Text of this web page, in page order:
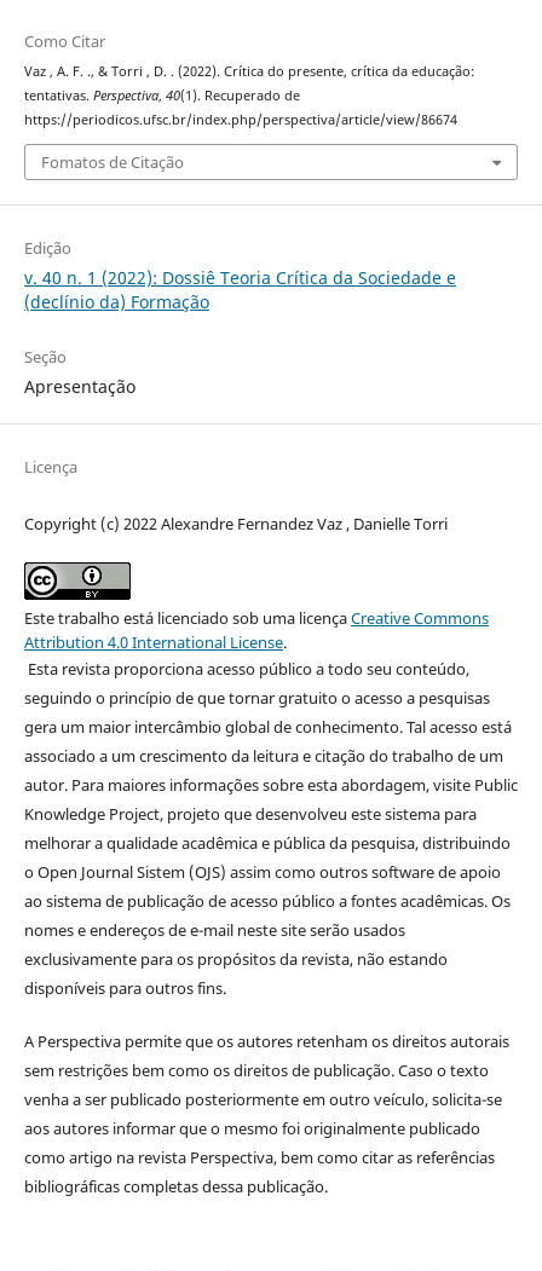
Como Citar
Vaz , A. F. ., & Torri , D. . (2022). Crítica do presente, crítica da educação:
tentativas. Perspectiva, 40(1). Recuperado de
https://periodicos.ufsc.br/index.php/perspectiva/article/view/86674
Fomatos de Citação
Edição
v. 40 n. 1 (2022): Dossiê Teoria Crítica da Sociedade e
(declínio da) Formação
Seção
Apresentação
Licença
Copyright (c) 2022 Alexandre Fernandez Vaz , Danielle Torri
Este trabalho está licenciado sob uma licençaCreative Commons
Attribution 4.0 International License.
Esta revista proporciona acesso público a todo seu conteúdo,
seguindo o princípio de que tornar gratuito o acesso a pesquisas
gera um maior intercâmbio global de conhecimento. Tal acesso está
associado a um crescimento da leitura e citação do trabalho de um
autor. Para maiores informações sobre esta abordagem, visite Public
Knowledge Project, projeto que desenvolveu este sistema para
melhorar a qualidade acadêmica e pública da pesquisa, distribuindo
o Open Journal Sistem (OJS) assim como outros software de apoio
ao sistema de publicação de acesso público a fontes acadêmicas. Os
nomes e endereços de e-mail neste site serão usados
exclusivamente para os propósitos da revista, não estando
disponíveis para outros fins.
A Perspectiva permite que os autores retenham os direitos autorais
sem restrições bem como os direitos de publicação. Caso o texto
venha a ser publicado posteriormente em outro veículo, solicita-se
aos autores informar que o mesmo foi originalmente publicado
como artigo na revista Perspectiva, bem como citar as referências
bibliográficas completas dessa publicação.